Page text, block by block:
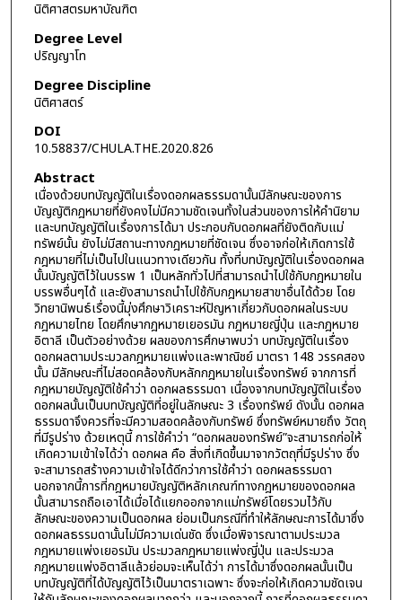
นิติศาสตรมหาบัณฑิต
Degree Level
ปริญญาโท
Degree Discipline
นิติศาสตร์
DOI
10.58837/CHULA.THE.2020.826
Abstract
เนื่องด้วยบทบัญญัติในเรื่องดอกผลธรรมดานั้นมีลักษณะของการ
บัญญัติกฎหมายที่ยังคงไม่มีความชัดเจนทั้งในส่วนของการให้คำนิยาม
และบทบัญญัติในเรื่องการได้มา ประกอบกับดอกผลที่ยังติดกับแม่
ทรัพย์นั้น ยังไม่มีสถานะทางกฎหมายที่ชัดเจน ซึ่งอาจก่อให้เกิดการใช้
กฎหมายที่ไม่เป็นไปในแนวทางเดียวกัน ทั้งที่บทบัญญัติในเรื่องดอกผล
นั้นบัญญัติไว้ในบรรพ 1 เป็นหลักทั่วไปที่สามารถนำไปใช้กับกฎหมายใน
บรรพอื่นๆได้ และยังสามารถนำไปใช้กับกฎหมายสาขาอื่นได้ด้วย โดย
วิทยานิพนธ์เรื่องนี้มุ่งศึกษาวิเคราะห์ปัญหาเกี่ยวกับดอกผลในระบบ
กฎหมายไทย โดยศึกษากฎหมายเยอรมัน กฎหมายญี่ปุ่น และกฎหมาย
อิตาลี เป็นตัวอย่างด้วย ผลของการศึกษาพบว่า บทบัญญัติในเรื่อง
ดอกผลตามประมวลกฎหมายแพ่งและพาณิชย์ มาตรา 148 วรรคสอง
นั้น มีลักษณะที่ไม่สอดคล้องกับหลักกฎหมายในเรื่องทรัพย์ จากการที่
กฎหมายบัญญัติใช้คำว่า ดอกผลธรรมดา เนื่องจากบทบัญญัติในเรื่อง
ดอกผลนั้นเป็นบทบัญญัติที่อยู่ในลักษณะ 3 เรื่องทรัพย์ ดังนั้น ดอกผล
ธรรมดาจึงควรที่จะมีความสอดคล้องกับทรัพย์ ซึ่งทรัพย์หมายถึง วัตถุ
ที่มีรูปร่าง ด้วยเหตุนี้ การใช้คำว่า “ดอกผลของทรัพย์”จะสามารถก่อให้
เกิดความเข้าใจได้ว่า ดอกผล คือ สิ่งที่เกิดขึ้นมาจากวัตถุที่มีรูปร่าง ซึ่ง
จะสามารถสร้างความเข้าใจได้ดีกว่าการใช้คำว่า ดอกผลธรรมดา
นอกจากนี้การที่กฎหมายบัญญัติหลักเกณฑ์ทางกฎหมายของดอกผล
นั้นสามารถถือเอาได้เมื่อได้แยกออกจากแม่ทรัพย์โดยรวมไว้กับ
ลักษณะของความเป็นดอกผล ย่อมเป็นกรณีที่ทำให้ลักษณะการได้มาซึ่ง
ดอกผลธรรมดานั้นไม่มีความเด่นชัด ซึ่งเมื่อพิจารณาตามประมวล
กฎหมายแพ่งเยอรมัน ประมวลกฎหมายแพ่งญี่ปุ่น และประมวล
กฎหมายแพ่งอิตาลีแล้วย่อมจะเห็นได้ว่า การได้มาซึ่งดอกผลนั้นเป็น
บทบัญญัติที่ได้บัญญัติไว้เป็นมาตราเฉพาะ ซึ่งจะก่อให้เกิดความชัดเจน